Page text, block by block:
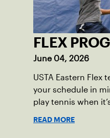
FLEX
June 04, 2026
USTA Eastern Flex
your schedule in
play tennis when
READ MORE